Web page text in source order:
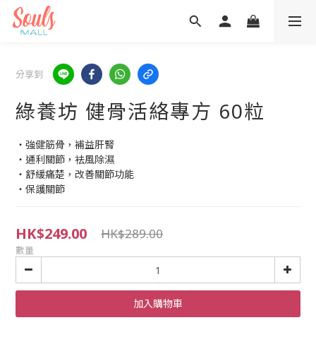
分享到
綠養坊 健骨活絡專方 60粒
‧強健筋骨，補益肝腎
‧通利關節，袪風除濕
‧舒緩痛楚，改善關節功能
‧保護關節
HK$249.00 HK$289.00
數量
加入購物車